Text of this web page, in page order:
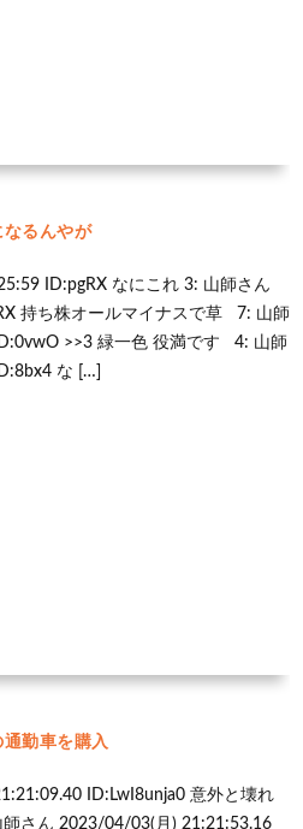
なるんやが
ID:pgRX なにこれ 3: 山師さん
持ち株オールマイナスで草 7: 山師
>>3 緑一色 役満です 4: 山師
な […]
勤車を購入
ID:LwI8unja0 意外と壊れ
さん 2023/04/03(月) 21:21:53.16